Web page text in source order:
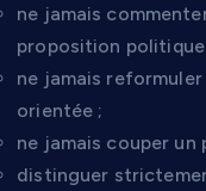
ne jamais
proposition politique
ne jamais
orientée ;
ne jamais couper un
distinguer